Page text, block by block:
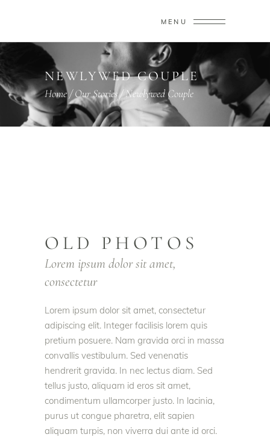
MENU
NEWLYWED COUPLE
Home/Our Stories/Newlywed Couple
OLD PHOTOS
Lorem ipsum dolor sit amet,
consectetur
Lorem ipsum dolor sit amet, consectetur
adipiscing elit. Integer facilisis lorem quis
pretium posuere. Nam gravida orci in massa
convallis vestibulum. Sed venenatis
hendrerit gravida. In nec lectus diam. Sed
tellus justo, aliquam id eros sit amet,
condimentum ullamcorper justo. In lacinia,
purus ut congue pharetra, elit sapien
aliquam turpis, non viverra dui ante id orci.